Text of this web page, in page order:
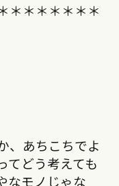
＊＊＊＊＊＊＊
、あちこちでよ
てどう考えても
なモノじゃな